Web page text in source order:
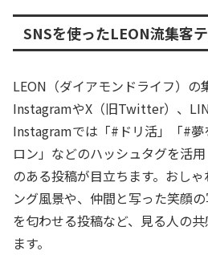
SNSを使ったLEON流集客
LEON（ダイアモンドライフ）の
InstagramやX（旧Twitter）、
Instagramでは「#ドリ活」「#
ロン」などのハッシュタグを活
のある投稿が目立ちます。おし
ング風景や、仲間と写った笑顔
を匂わせる投稿など、見る人の
ます。